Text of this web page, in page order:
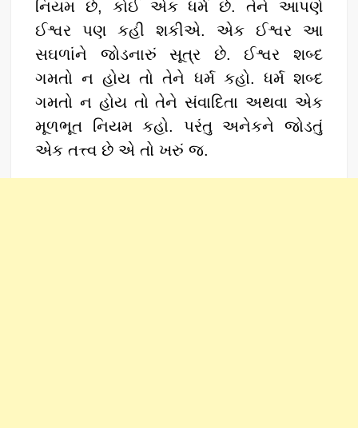
નિયમ છે, કોઈ એક ધર્મ છે. તેને આપણે
ઈશ્વર પણ કહી શકીએ. એક ઈશ્વર આ
સઘળાંને જોડનારું સૂત્ર છે. ઈશ્વર શબ્દ
ગમતો ન હોય તો તેને ધર્મ કહો. ધર્મ શબ્દ
ગમતો ન હોય તો તેને સંવાદિતા અથવા એક
મૂળભૂત નિયમ કહો. પરંતુ અનેકને જોડતું
એક તત્ત્વ છે એ તો ખરું જ.